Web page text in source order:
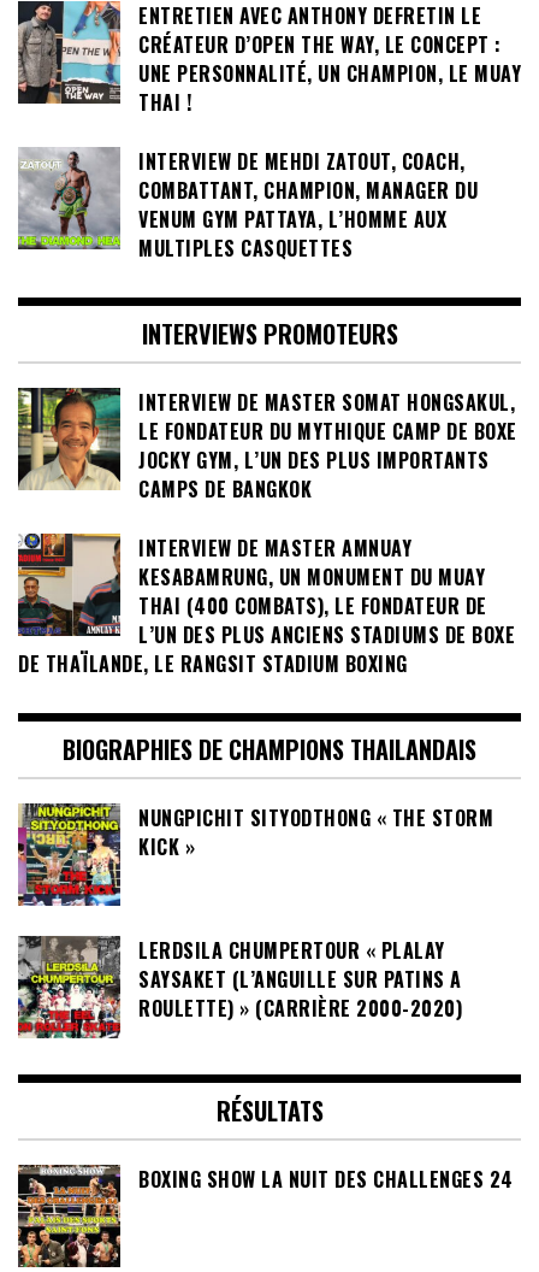
ENTRETIEN AVEC ANTHONY DEFRETIN LE
CRÉATEUR D’OPEN THE WAY, LE CONCEPT :
UNE PERSONNALITÉ, UN CHAMPION, LE MUAY
THAI !
INTERVIEW DE MEHDI ZATOUT, COACH,
COMBATTANT, CHAMPION, MANAGER DU
VENUM GYM PATTAYA, L’HOMME AUX
MULTIPLES CASQUETTES
INTERVIEWS PROMOTEURS
INTERVIEW DE MASTER SOMAT HONGSAKUL,
LE FONDATEUR DU MYTHIQUE CAMP DE BOXE
JOCKY GYM, L’UN DES PLUS IMPORTANTS
CAMPS DE BANGKOK
INTERVIEW DE MASTER AMNUAY
KESABAMRUNG, UN MONUMENT DU MUAY
THAI (400 COMBATS), LE FONDATEUR DE
L’UN DES PLUS ANCIENS STADIUMS DE BOXE
DE THAÏLANDE, LE RANGSIT STADIUM BOXING
BIOGRAPHIES DE CHAMPIONS THAILANDAIS
NUNGPICHIT SITYODTHONG « THE STORM
KICK »
LERDSILA CHUMPERTOUR « PLALAY
SAYSAKET (L’ANGUILLE SUR PATINS A
ROULETTE) » (CARRIÈRE 2000-2020)
RÉSULTATS
BOXING SHOW LA NUIT DES CHALLENGES 24